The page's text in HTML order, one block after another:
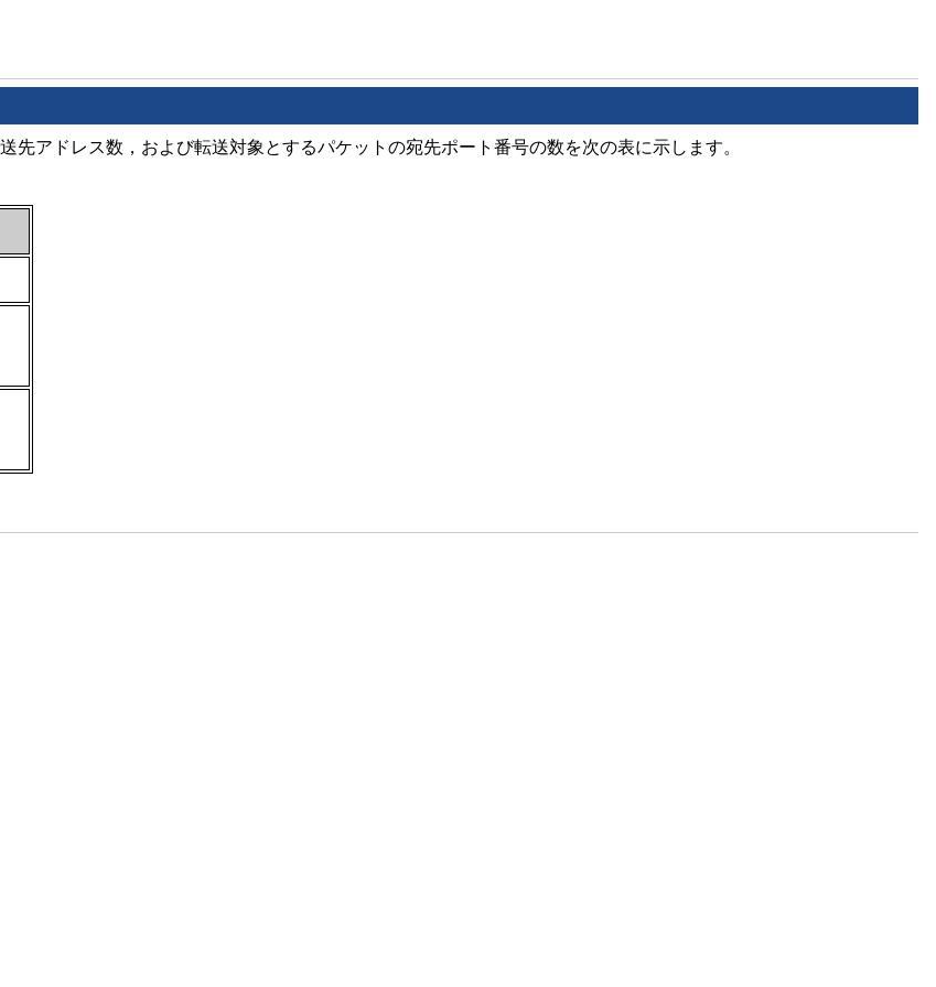
アドレス数，および転送対象とするパケットの宛先ポート番号の数を次の表に示します。